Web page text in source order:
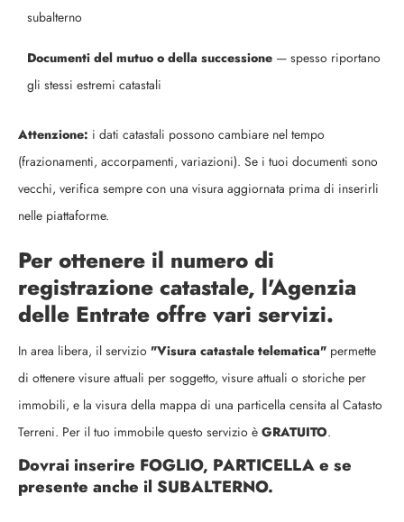
subalterno
Documenti del mutuo o della successione — spesso riportano
gli stessi estremi catastali
Attenzione: i dati catastali possono cambiare nel tempo
(frazionamenti, accorpamenti, variazioni). Se i tuoi documenti sono
vecchi, verifica sempre con una visura aggiornata prima di inserirli
nelle piattaforme.
Per ottenere il numero di
registrazione catastale, l'Agenzia
delle Entrate offre vari servizi.
In area libera, il servizio "Visura catastale telematica" permette
di ottenere visure attuali per soggetto, visure attuali o storiche per
immobili, e la visura della mappa di una particella censita al Catasto
Terreni. Per il tuo immobile questo servizio è GRATUITO.
Dovrai inserire FOGLIO, PARTICELLAe se
presente anche il SUBALTERNO.